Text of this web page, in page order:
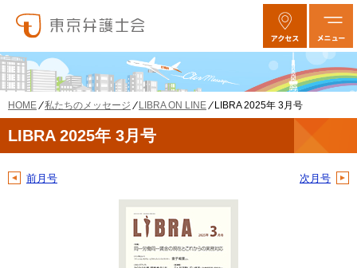
HOME 私たちのメッセージ LIBRA ON LINE LIBRA 2025年 3月号
LIBRA 2025年 3月号
前月号 次月号